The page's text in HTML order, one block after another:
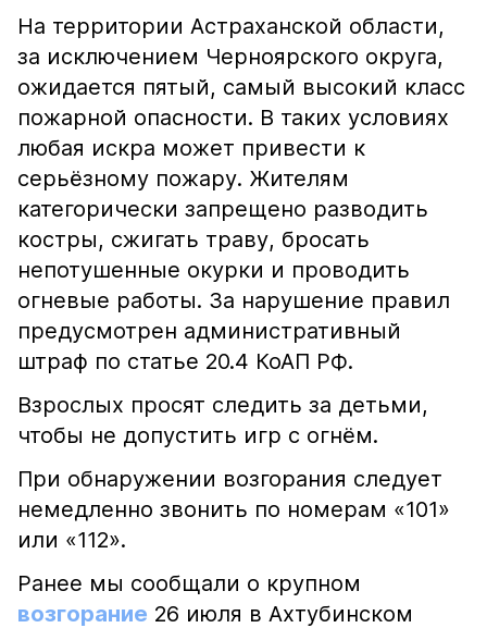
На территории Астраханской области,
за исключением Черноярского округа,
ожидается пятый, самый высокий класс
пожарной опасности. В таких условиях
любая искра может привести к
серьёзному пожару. Жителям
категорически запрещено разводить
костры, сжигать траву, бросать
непотушенные окурки и проводить
огневые работы. За нарушение правил
предусмотрен административный
штраф по статье 20.4 КоАП РФ.
Взрослых просят следить за детьми,
чтобы не допустить игр с огнём.
При обнаружении возгорания следует
немедленно звонить по номерам «101»
или «112».
Ранее мы сообщали о крупном
возгорание 26 июля в Ахтубинском